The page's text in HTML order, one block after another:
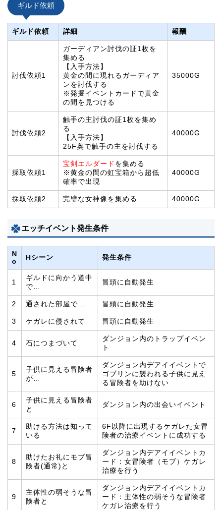
ギルド依頼
ギルド依頼 詳細 報酬
討伐依頼1
ガーディアン討伐の証1枚を
集める
【入手方法】
黄金の間に現れるガーディア
ンを討伐する
※発掘イベントカードで黄金
の間を見つける
35000G
討伐依頼2
触手の主討伐の証1枚を集め
る
【入手方法】
25F奥で触手の主を討伐する
40000G
採取依頼1
宝剣エルダード を集める
※黄金の間の虹宝箱から超低
確率で出現
40000G
採取依頼2 完璧な女神像を集める 40000G
エッチイベント発生条件
N
o
Hシーン 発生条件
1
ギルドに向かう道中
で…
冒頭に自動発生
2 通された部屋で… 冒頭に自動発生
3 ケガレに侵されて 冒頭に自動発生
4 石につまづいて
ダンジョン内のトラップイベン
ト
5
子供に見える冒険者
が…
ダンジョン内デアイイベントで
ゴブリンに襲われる子供に見え
る冒険者を助けない
6
子供に見える冒険者
と
ダンジョン内の出会いイベント
7
助ける方法は知って
いる
6F以降に出現するケガレた女冒
険者の治療イベントに成功する
8
助けたお礼にモブ冒
険者(通常)と
ダンジョン内デアイイベントカ
ード：女冒険者（モブ）ケガレ
治療を行う
9
主体性の弱そうな冒
険者と
ダンジョン内デアイイベントカ
ード：主体性の弱そうな冒険者
ケガレ治療を行う